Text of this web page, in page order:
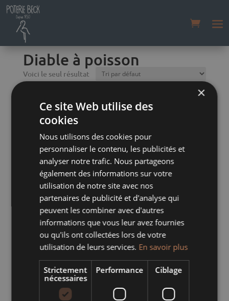
Accueil
Diable à poisson
Voici le seul résultat
DIABLE À POISSON
€ TTC
×
Ce site Web utilise des
cookies
Nous utilisons des cookies pour
personnaliser le contenu, les publicités et
analyser notre trafic. Nous partageons
également des informations sur votre
utilisation de notre site avec nos
partenaires de publicité et d'analyse qui
peuvent les combiner avec d'autres
informations que vous leur avez fournies
ou qu'ils ont collectées lors de votre
utilisation de leurs services. En savoir plus
Strictement
nécessaires
Performance Ciblage